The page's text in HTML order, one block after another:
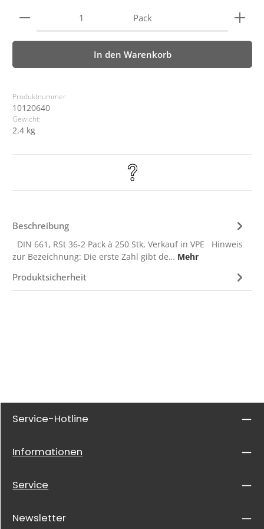
Produkt Anzahl: Gib den gewünschten Wert ein
Pack
In den Warenkorb
Produktnummer:
10120640
Gewicht:
2.4 kg
Beschreibung
DIN 661, RSt 36-2 Pack à 250 Stk, Verkauf in VPE Hinweis
zur Bezeichnung: Die erste Zahl gibt de… Mehr
Produktsicherheit
Service-Hotline
Informationen
Service
Newsletter